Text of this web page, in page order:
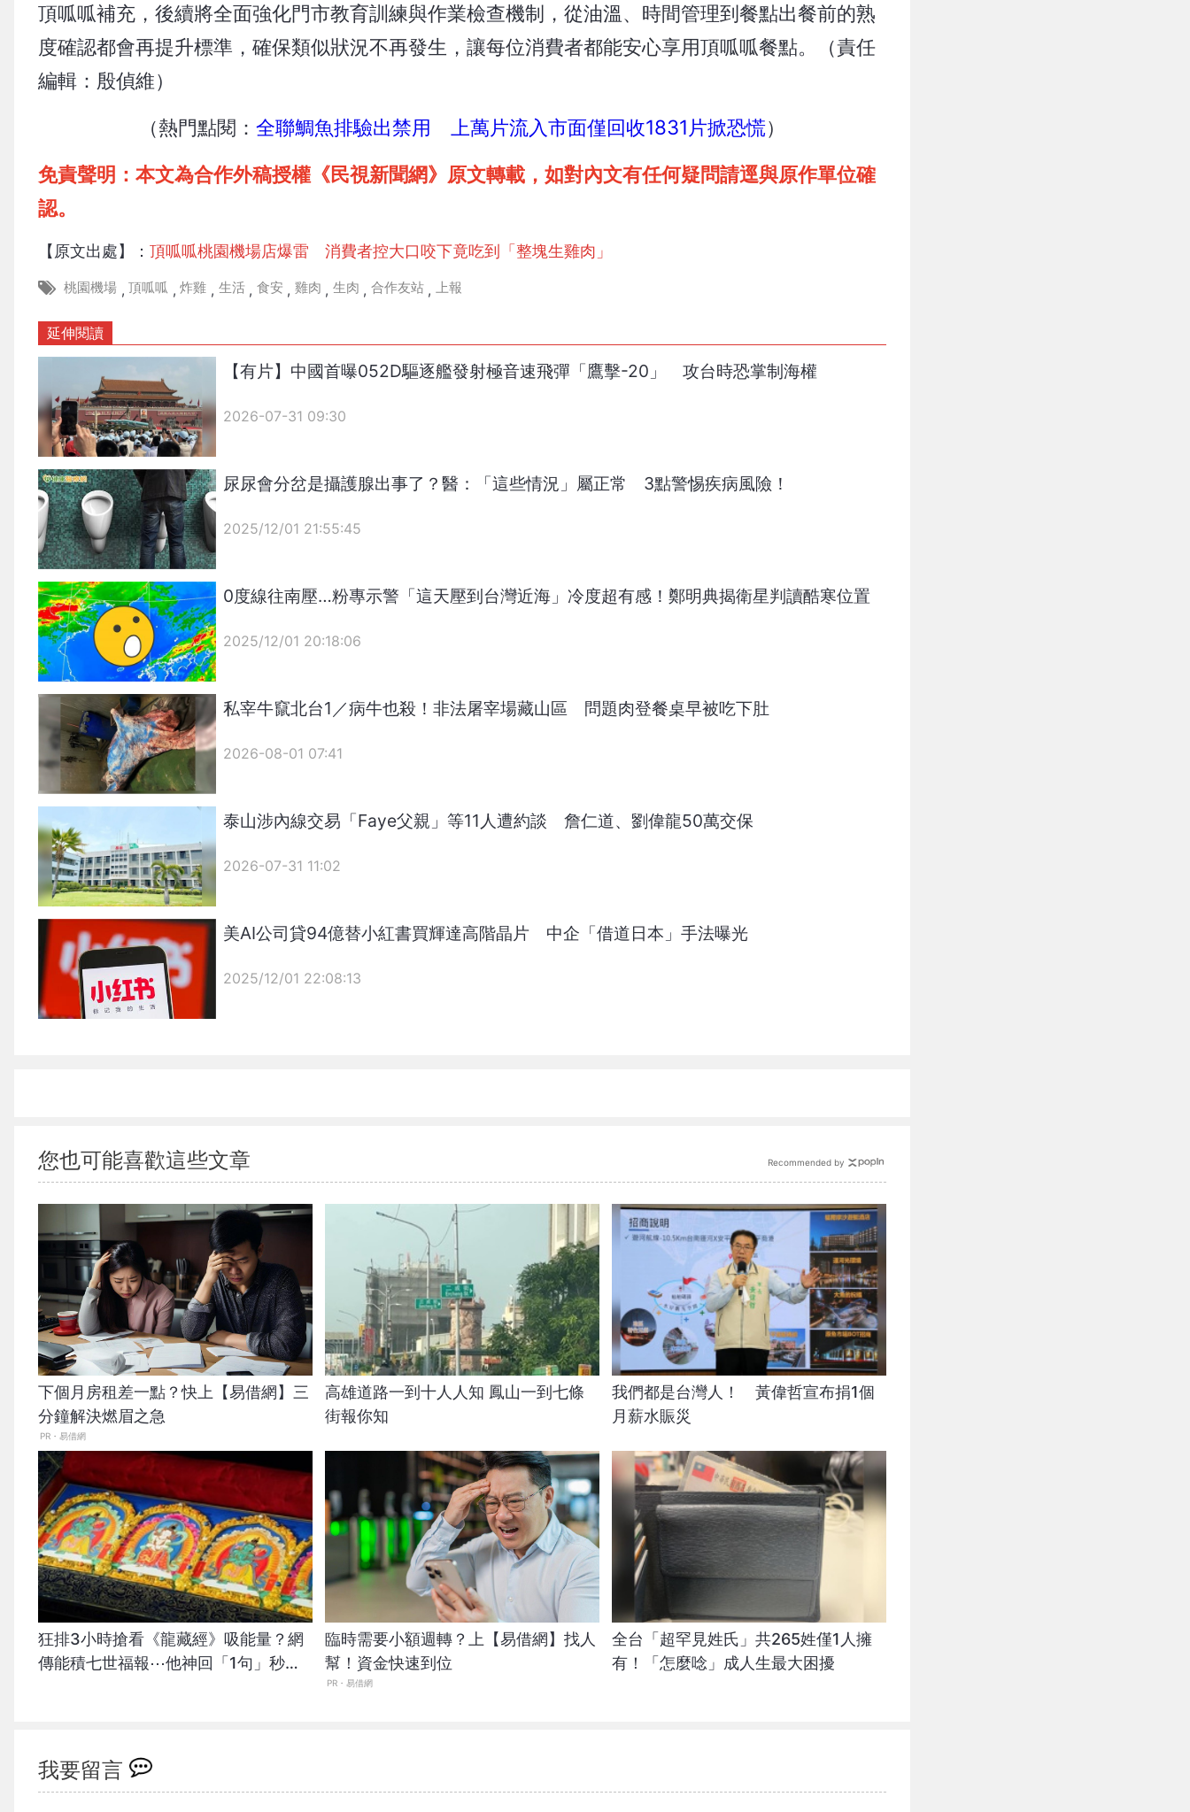
頂呱呱補充，後續將全面強化門市教育訓練與作業檢查機制，從油溫、時間管理到餐點出餐前的熟
度確認都會再提升標準，確保類似狀況不再發生，讓每位消費者都能安心享用頂呱呱餐點。（責任
編輯：殷偵維）
（熱門點閱： 全聯鯛魚排驗出禁用 上萬片流入市面僅回收1831片掀恐慌）
免責聲明：本文為合作外稿授權《民視新聞網》原文轉載，如對內文有任何疑問請逕與原作單位確
認。
【原文出處】：頂呱呱桃園機場店爆雷 消費者控大口咬下竟吃到「整塊生雞肉」
桃園機場 , 頂呱呱 , 炸雞 , 生活 , 食安 , 雞肉 , 生肉 , 合作友站 , 上報
延伸閱讀
【有片】中國首曝052D驅逐艦發射極音速飛彈「鷹擊-20」 攻台時恐掌制海權
2026-07-31 09:30
{PLAYICON}
尿尿會分岔是攝護腺出事了？醫：「這些情況」屬正常 3點警惕疾病風險！
2025/12/01 21:55:45
{PLAYICON}
0度線往南壓…粉專示警「這天壓到台灣近海」冷度超有感！鄭明典揭衛星判讀酷寒位置
2025/12/01 20:18:06
私宰牛竄北台1／病牛也殺！非法屠宰場藏山區 問題肉登餐桌早被吃下肚
2026-08-01 07:41
泰山涉內線交易「Faye父親」等11人遭約談 詹仁道、劉偉龍50萬交保
2026-07-31 11:02
美AI公司貸94億替小紅書買輝達高階晶片 中企「借道日本」手法曝光
2025/12/01 22:08:13
您也可能喜歡這些文章
下個月房租差一點？快上【易借網】三
分鐘解決燃眉之急
PR・易借網
高雄道路一到十人人知 鳳山一到七條
街報你知
我們都是台灣人！ 黃偉哲宣布捐1個
月薪水賑災
狂排3小時搶看《龍藏經》吸能量？網
傳能積七世福報⋯他神回「1句」秒打
臨時需要小額週轉？上【易借網】找人
幫！資金快速到位
PR・易借網
全台「超罕見姓氏」共265姓僅1人擁
有！「怎麼唸」成人生最大困擾
Recommended by
我要留言